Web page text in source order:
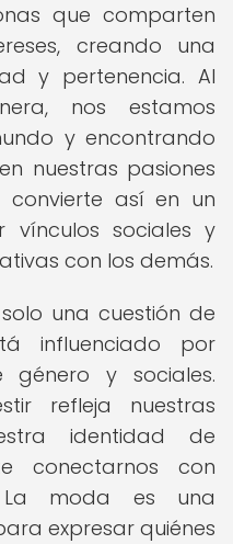
que comparten
creando una
y pertenencia. Al
nos estamos
y encontrando
nuestras pasiones
así en un
vínculos sociales y
con los demás.
una cuestión de
influenciado por
género y sociales.
refleja nuestras
identidad de
conectarnos con
La moda es una
expresar quiénes